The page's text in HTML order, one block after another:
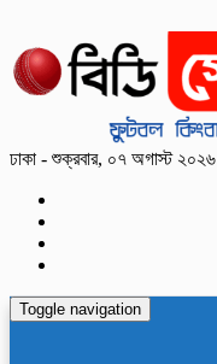
ঢাকা - শুক্রবার, ০৭ অগাস্ট ২০২৬
Toggle navigation